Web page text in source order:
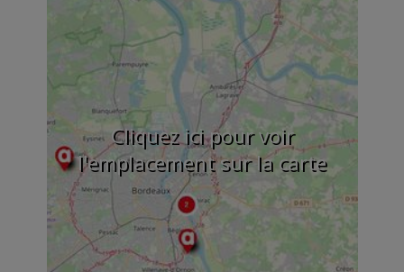
Cliquez ici pour voir
l'emplacement sur la carte